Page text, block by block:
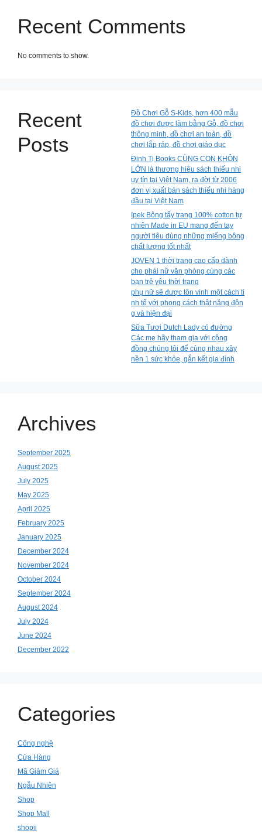
Recent Comments
No comments to show.
Recent
Posts
Đồ Chơi Gỗ S-Kids, hơn 400 mẫu
đồ chơi được làm bằng Gỗ, đồ chơi
thông minh, đồ chơi an toàn, đồ
chơi lắp ráp, đồ chơi giáo dục
Đinh Tị Books CÙNG CON KHÔN
LỚN là thương hiệu sách thiếu nhi
uy tín tại Việt Nam, ra đời từ 2006
đơn vị xuất bản sách thiếu nhi hàng
đầu tại Việt Nam
Ipek Bông tẩy trang 100% cotton tự
nhiên Made in EU mang đến tay
người tiêu dùng những miếng bông
chất lượng tốt nhất
JOVEN 1 thời trang cao cấp dành
cho phái nữ văn phòng cùng các
bạn trẻ yêu thời trang
phụ nữ sẽ được tôn vinh một cách ti
nh tế với phong cách thật năng độn
g và hiện đại
Sữa Tươi Dutch Lady có đường
Các mẹ hãy tham gia với cộng
đồng chúng tôi để cùng nhau xây
nền 1 sức khỏe, gắn kết gia đình
Archives
September 2025
August 2025
July 2025
May 2025
April 2025
February 2025
January 2025
December 2024
November 2024
October 2024
September 2024
August 2024
July 2024
June 2024
December 2022
Categories
Công nghệ
Cửa Hàng
Mã Giảm Giá
Ngẫu Nhiên
Shop
Shop Mall
shopii